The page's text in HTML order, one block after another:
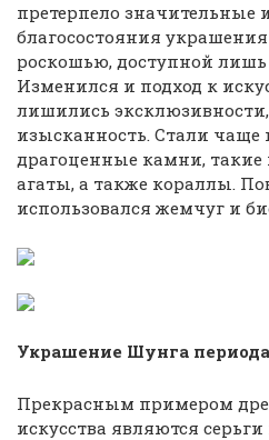
претерпело значительные
благосостояния
роскошью, доступной
Изменился и подход к
лишились
изысканность. Стали чаще
драгоценные камни,
агаты, а также кораллы.
использовался жемчуг и
Украшение Шунга периода
Прекрасным примером
искусства являются